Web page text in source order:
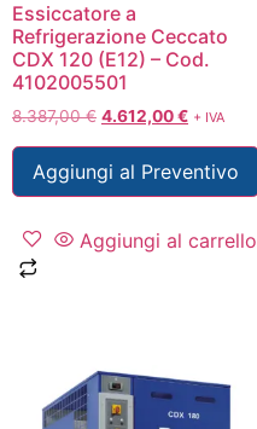
Essiccatore a
Refrigerazione Ceccato
CDX 120 (E12) – Cod.
4102005501
8.387,00€ 4.612,00€ + IVA
Aggiungi al Preventivo
Aggiungi al carrello